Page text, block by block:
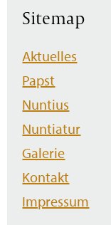
Sitemap
Navigation
überspringen
Aktuelles
Papst
Nuntius
Nuntiatur
Galerie
Kontakt
Impressum